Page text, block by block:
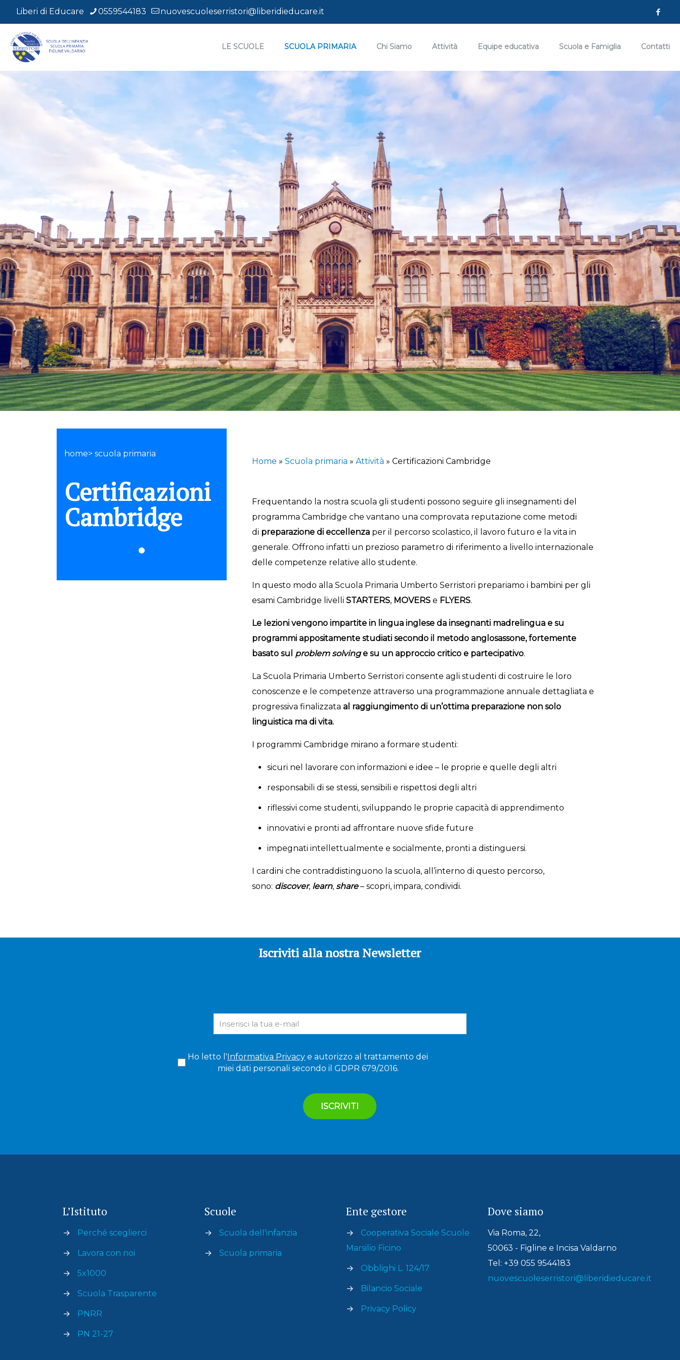
Liberi di Educare 0559544183 nuovescuoleserristori@liberidieducare.it
LE SCUOLE SCUOLA PRIMARIA Chi Siamo Attività Equipe educativa Scuola e Famiglia Contatti
home> scuola primaria
Certificazioni
Cambridge
Home » Scuola primaria » Attività » Certificazioni Cambridge
Frequentando la nostra scuola gli studenti possono seguire gli insegnamenti del
programma Cambridge che vantano una comprovata reputazione come metodi
di preparazione di eccellenzaper il percorso scolastico, il lavoro futuro e la vita in
generale. Offrono infatti un prezioso parametro di riferimento a livello internazionale
delle competenze relative allo studente.
In questo modo alla Scuola Primaria Umberto Serristori prepariamo i bambini per gli
esami Cambridge livelli STARTERS, MOVERSe FLYERS.
Le lezioni vengono impartite in lingua inglese da insegnanti madrelingua e su
programmi appositamente studiati secondo il metodo anglosassone, fortemente
basato sul problem solvinge su un approccio critico e partecipativo.
La Scuola Primaria Umberto Serristori consente agli studenti di costruire le loro
conoscenze e le competenze attraverso una programmazione annuale dettagliata e
progressiva finalizzata al raggiungimento di un’ottima preparazione non solo
linguistica ma di vita.
I programmi Cambridge mirano a formare studenti:
sicuri nel lavorare con informazioni e idee – le proprie e quelle degli altri
responsabili di se stessi, sensibili e rispettosi degli altri
riflessivi come studenti, sviluppando le proprie capacità di apprendimento
innovativi e pronti ad affrontare nuove sfide future
impegnati intellettualmente e socialmente, pronti a distinguersi.
I cardini che contraddistinguono la scuola, all’interno di questo percorso,
sono: discover, learn, share– scopri, impara, condividi.
Iscriviti alla nostra Newsletter
Ho letto l'Informativa Privacy e autorizzo al trattamento dei
miei dati personali secondo il GDPR 679/2016.
L’Istituto
→ Perché sceglierci
→ Lavora con noi
→ 5x1000
→ Scuola Trasparente
→ PNRR
→ PN 21-27
Scuole
→ Scuola dell'infanzia
→ Scuola primaria
Ente gestore
→
Cooperativa Sociale Scuole
Marsilio Ficino
→ Obblighi L. 124/17
→ Bilancio Sociale
→ Privacy Policy
Dove siamo
Via Roma, 22,
50063 - Figline e Incisa Valdarno
Tel: +39 055 9544183
nuovescuoleserristori@liberidieducare.it